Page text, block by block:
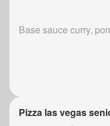
Base sauce curry,
Pizza las vegas